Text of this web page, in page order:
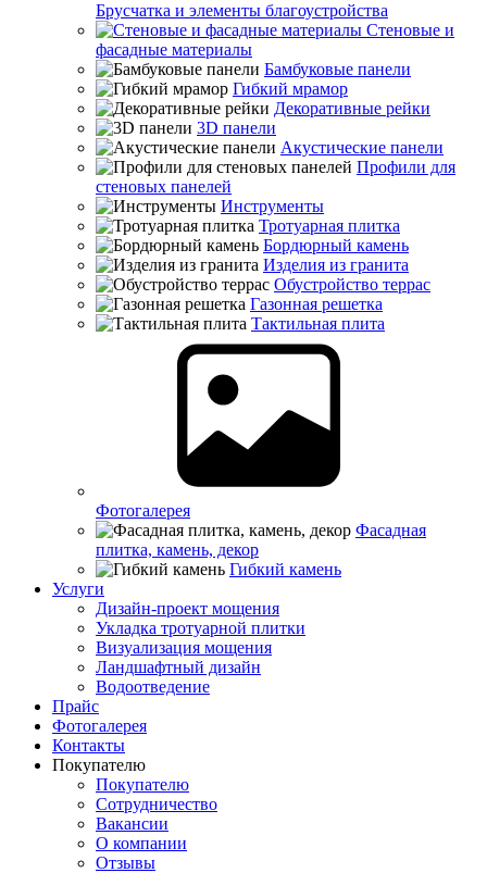
Брусчатка и элементы благоустройства
Стеновые и
фасадные материалы
Бамбуковые панели
Гибкий мрамор
Декоративные рейки
3D панели
Акустические панели
Профили для
стеновых панелей
Инструменты
Тротуарная плитка
Бордюрный камень
Изделия из гранита
Обустройство террас
Газонная решетка
Тактильная плита
Фотогалерея
Фасадная
плитка, камень, декор
Гибкий камень
Услуги
Дизайн-проект мощения
Укладка тротуарной плитки
Визуализация мощения
Ландшафтный дизайн
Водоотведение
Прайс
Фотогалерея
Контакты
Покупателю
Покупателю
Сотрудничество
Вакансии
О компании
Отзывы